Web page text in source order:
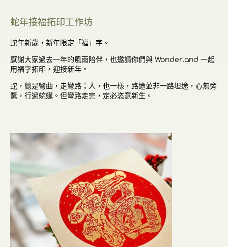
蛇年接福拓印工作坊
蛇年新歲，新年限定「福」字。
感謝大家過去一年的風雨陪伴，也邀請你們與 Wonderland 一起
用福字拓印，迎接新年。
蛇，總是彎曲，走彎路；人，也一樣，路途並非一路坦途，心無旁
騖，行過蜿蜒。但彎路走完，定必恣意新生。